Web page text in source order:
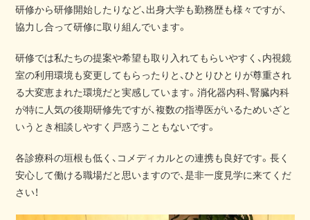
研修から研修開始したりなど、出身大学も勤務歴も様々ですが、
協力し合って研修に取り組んでいます。
研修では私たちの提案や希望も取り入れてもらいやすく、内視鏡
室の利用環境も変更してもらったりと、ひとりひとりが尊重され
る大変恵まれた環境だと実感しています。消化器内科、腎臓内科
が特に人気の後期研修先ですが、複数の指導医がいるためいざと
いうとき相談しやすく戸惑うこともないです。
各診療科の垣根も低く、コメディカルとの連携も良好です。長く
安心して働ける職場だと思いますので、是非一度見学に来てくだ
さい！